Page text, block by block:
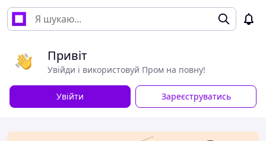
Привіт
Увійди і використовуй Пром на повну!
Увійти Зареєструватись